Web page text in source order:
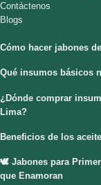
Contáctenos
Blogs
Cómo hacer jabones
Qué insumos básicos
¿Dónde comprar
Lima?
Beneficios de los
🕊️ Jabones para
que Enamoran